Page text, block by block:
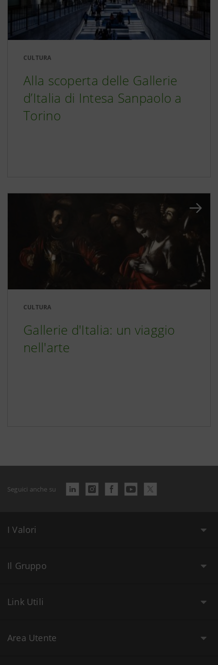
CULTURA
Alla scoperta delle Gallerie
d’Italia di Intesa Sanpaolo a
Torino
CULTURA
Gallerie d'Italia: un viaggio
nell'arte
Seguici anche su
I Valori
Il Gruppo
Link Utili
Area Utente